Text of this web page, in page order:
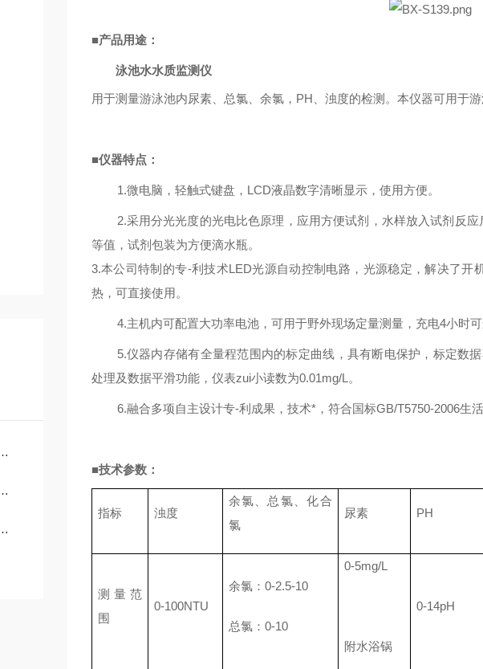
■产品用途：
泳池水水质监测仪
用于测量游泳池内尿素、总氯、余氯，PH、浊度的检测。本仪器可用于
■仪器特点：
1.微电脑，轻触式键盘，LCD液晶数字清晰显示，使用方便。
2.采用分光光度的光电比色原理，应用方便试剂，水样放入试剂反
等值，试剂包装为方便滴水瓶。
3.本公司特制的专-利技术LED光源自动控制电路，光源稳定，解决了
热，可直接使用。
4.主机内可配置大功率电池，可用于野外现场定量测量，充电4小时
5.仪器内存储有全量程范围内的标定曲线，具有断电保护，标定数
处理及数据平滑功能，仪表zui小读数为0.01mg/L。
6.融合多项自主设计专-利成果，技术*，符合国标GB/T5750-2006生
■技术参数：
指标 浊度
余氯、总氯、化合
氯
尿素 PH
测量范
围
0-100NTU
余氯：0-2.5-10
总氯：0-10
0-5mg/L
附水浴锅
0-14pH